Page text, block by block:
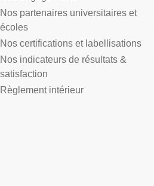
Nos partenaires universitaires et
écoles
Nos certifications et labellisations
Nos indicateurs de résultats &
satisfaction
Règlement intérieur